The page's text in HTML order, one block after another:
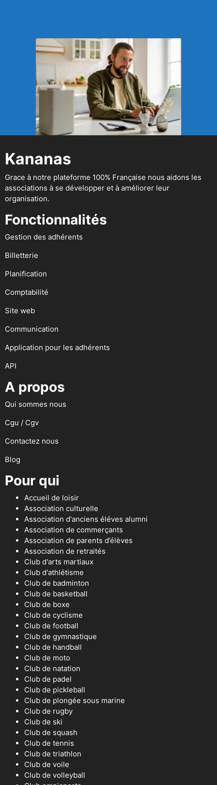
Kananas
Grace à notre plateforme 100% Française nous aidons les
associations à se développer et à améliorer leur
organisation.
Fonctionnalités
Gestion des adhérents
Billetterie
Planification
Comptabilité
Site web
Communication
Application pour les adhérents
API
A propos
Qui sommes nous
Cgu / Cgv
Contactez nous
Blog
Pour qui
Accueil de loisir
Association culturelle
Association d'anciens éléves alumni
Association de commerçants
Association de parents d’élèves
Association de retraités
Club d'arts martiaux
Club d'athlétisme
Club de badminton
Club de basketball
Club de boxe
Club de cyclisme
Club de football
Club de gymnastique
Club de handball
Club de moto
Club de natation
Club de padel
Club de pickleball
Club de plongée sous marine
Club de rugby
Club de ski
Club de squash
Club de tennis
Club de triathlon
Club de voile
Club de volleyball